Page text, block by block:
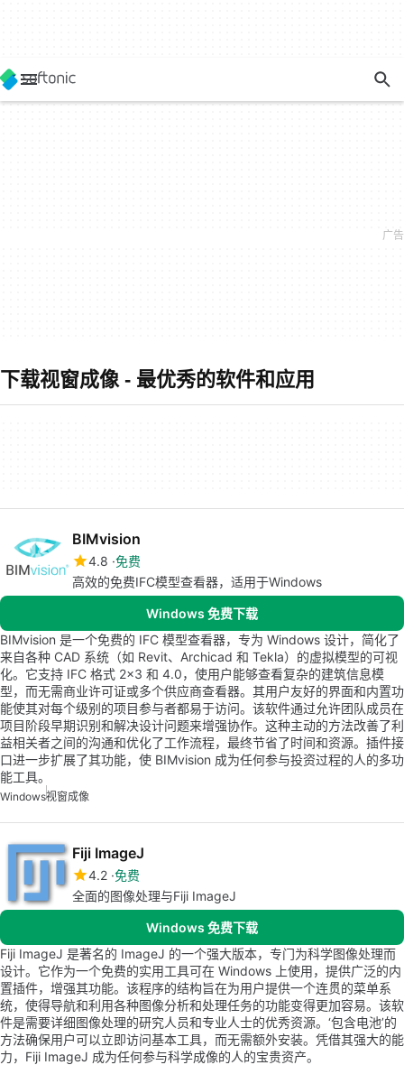
下载视窗成像 - 最优秀的软件和应用
BIMvision
4.8 免费
高效的免费IFC模型查看器，适用于Windows
Windows 免费下载
BIMvision 是一个免费的 IFC 模型查看器，专为 Windows 设计，简化了
来自各种 CAD 系统（如 Revit、Archicad 和 Tekla）的虚拟模型的可视
化。它支持 IFC 格式 2×3 和 4.0，使用户能够查看复杂的建筑信息模
型，而无需商业许可证或多个供应商查看器。其用户友好的界面和内置功
能使其对每个级别的项目参与者都易于访问。该软件通过允许团队成员在
项目阶段早期识别和解决设计问题来增强协作。这种主动的方法改善了利
益相关者之间的沟通和优化了工作流程，最终节省了时间和资源。插件接
口进一步扩展了其功能，使 BIMvision 成为任何参与投资过程的人的多功
能工具。
Windows视窗成像
Fiji ImageJ
4.2 免费
全面的图像处理与Fiji ImageJ
Windows 免费下载
Fiji ImageJ 是著名的 ImageJ 的一个强大版本，专门为科学图像处理而
设计。它作为一个免费的实用工具可在 Windows 上使用，提供广泛的内
置插件，增强其功能。该程序的结构旨在为用户提供一个连贯的菜单系
统，使得导航和利用各种图像分析和处理任务的功能变得更加容易。该软
件是需要详细图像处理的研究人员和专业人士的优秀资源。‘包含电池’的
方法确保用户可以立即访问基本工具，而无需额外安装。凭借其强大的能
力，Fiji ImageJ 成为任何参与科学成像的人的宝贵资产。